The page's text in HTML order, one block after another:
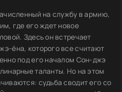
на службу в армию,
где его ждет новое
Здесь он встречает
ёна, которого все считают
под его началом Сон-джэ
таланты. Но на этом
судьба сводит его со